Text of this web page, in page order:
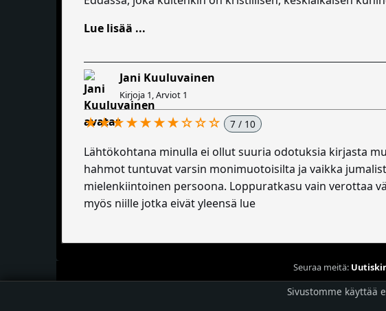
Lue lisää ...
Jani Kuuluvainen
Kirjoja 1, Arviot 1
★★★★★★★☆☆☆ 7 / 10
Lähtökohtana minulla ei ollut suuria odotuksia kirjasta
hahmot tuntuvat varsin monimuotoisilta ja vaikka
mielenkiintoinen persoona. Loppuratkasu vain verottaa
myös niille jotka eivät yleensä lue
Seuraa meitä:
© 1996
Sivustomme käyttää